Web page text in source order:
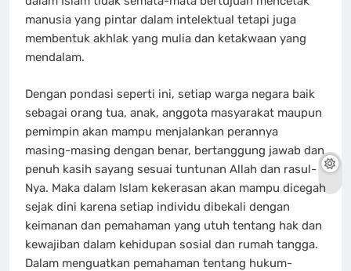
manusia yang pintar dalam intelektual tetapi juga
membentuk akhlak yang mulia dan ketakwaan yang
mendalam.
Dengan pondasi seperti ini, setiap warga negara baik
sebagai orang tua, anak, anggota masyarakat maupun
pemimpin akan mampu menjalankan perannya
masing-masing dengan benar, bertanggung jawab dan
penuh kasih sayang sesuai tuntunan Allah dan rasul-
Nya. Maka dalam Islam kekerasan akan mampu dicegah
sejak dini karena setiap individu dibekali dengan
keimanan dan pemahaman yang utuh tentang hak dan
kewajiban dalam kehidupan sosial dan rumah tangga.
Dalam menguatkan pemahaman tentang hukum-